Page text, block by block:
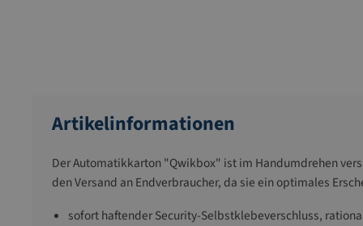
Artikelinformationen
Der Automatikkarton "Qwikbox" ist im Handumdrehen
den Versand an Endverbraucher, da sie ein optimales
sofort haftender Security-Selbstklebeverschluss,